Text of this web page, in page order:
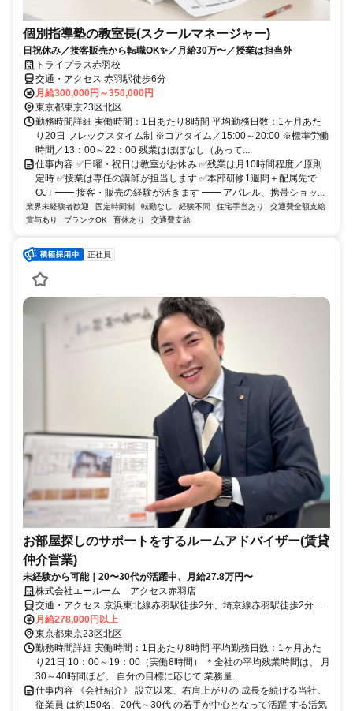
個別指導塾の教室長(スクールマネージャー)
日祝休み／接客販売から転職OK✨／月給30万〜／授業は担当外
トライプラス赤羽校
交通・アクセス 赤羽駅徒歩6分
月給300,000円～350,000円
東京都東京23区北区
勤務時間詳細 実働時間：1日あたり8時間 平均勤務日数：1ヶ月あた
り20日 フレックスタイム制 ※コアタイム／15:00～20:00 ※標準労働
時間／13：00～22：00 残業はほぼなし（あって...
仕事内容 ✅日曜・祝日は教室がお休み ✅残業は月10時間程度／原則
定時 ✅授業は専任の講師が担当します ✅本部研修1週間＋配属先で
OJT ━━ 接客・販売の経験が活きます ━━ アパレル、携帯ショッ...
業界未経験者歓迎 固定時間制 転勤なし 経験不問 住宅手当あり
交通費全額支給
賞与あり
ブランクOK 育休あり 交通費支給
正社員
お部屋探しのサポートをするルームアドバイザー(賃貸
仲介営業)
未経験から可能｜20〜30代が活躍中、月給27.8万円〜
株式会社エールーム アクセス赤羽店
交通・アクセス 京浜東北線赤羽駅徒歩2分、埼京線赤羽駅徒歩2分、
南北線赤羽岩淵駅徒歩5分
月給278,000円以上
東京都東京23区北区
勤務時間詳細 実働時間：1日あたり8時間 平均勤務日数：1ヶ月あた
り21日 10：00～19：00（実働8時間） ＊全社の平均残業時間は、 月
30～40時間ほど。 自分の目標に応じて 業務量...
仕事内容 《会社紹介》 設立以来、右肩上がりの 成長を続ける当社。
従業員 は約150名、20代～30代 の若手が中心となって活躍 する活気